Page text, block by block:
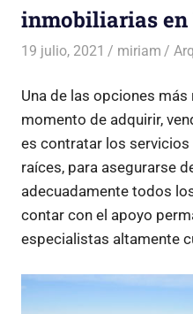
inmobiliarias en
19 julio, 2021 miriam
Una de las opciones más
momento de adquirir,
es contratar los servicios
raíces, para asegurarse
adecuadamente todos
contar con el apoyo
especialistas altamente